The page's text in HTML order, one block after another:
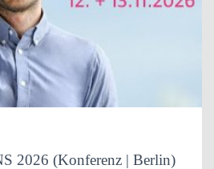
2026 (Konferenz | Berlin)